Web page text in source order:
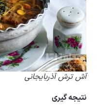
آش ترش آذربایجانی
نتیجه گیری